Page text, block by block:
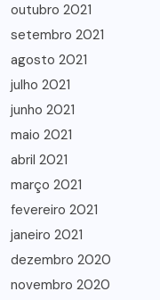
outubro 2021
setembro 2021
agosto 2021
julho 2021
junho 2021
maio 2021
abril 2021
março 2021
fevereiro 2021
janeiro 2021
dezembro 2020
novembro 2020